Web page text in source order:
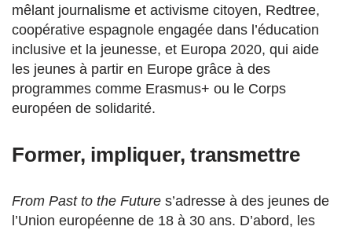
mêlant journalisme et activisme citoyen, Redtree,
coopérative espagnole engagée dans l’éducation
inclusive et la jeunesse, et Europa 2020, qui aide
les jeunes à partir en Europe grâce à des
programmes comme Erasmus+ ou le Corps
européen de solidarité.
Former, impliquer, transmettre
From Past to the Future s’adresse à des jeunes de
l’Union européenne de 18 à 30 ans. D’abord, les